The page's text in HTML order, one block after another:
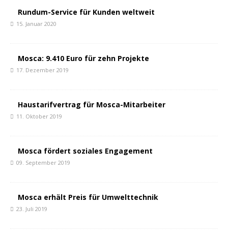
Rundum-Service für Kunden weltweit
15. Januar 2020
Mosca: 9.410 Euro für zehn Projekte
17. Dezember 2019
Haustarifvertrag für Mosca-Mitarbeiter
11. Oktober 2019
Mosca fördert soziales Engagement
09. September 2019
Mosca erhält Preis für Umwelttechnik
23. Juli 2019